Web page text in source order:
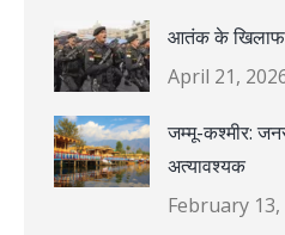
आतंक के खिलाफ
April 21,
जम्मू-कश्मीर:
अत्यावश्यक
February 13,